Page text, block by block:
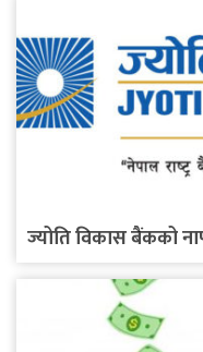
ज्योति विकास बैंकको